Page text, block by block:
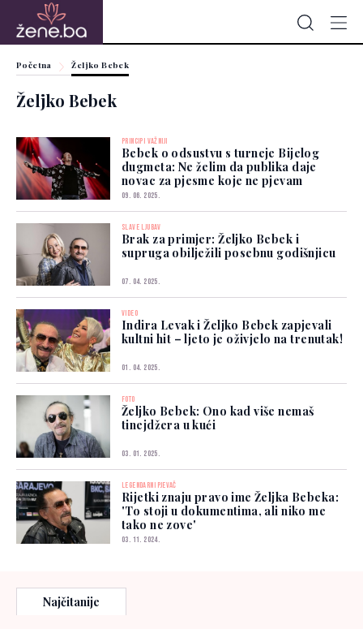
Početna Željko Bebek
Željko Bebek
PRINCIPI VAŽNIJI
Bebek o odsustvu s turneje Bijelog
dugmeta: Ne želim da publika daje
novac za pjesme koje ne pjevam
09. 06. 2025.
SLAVE LJUBAV
Brak za primjer: Željko Bebek i
supruga obilježili posebnu godišnjicu
07. 04. 2025.
VIDEO
Indira Levak i Željko Bebek zapjevali
kultni hit – ljeto je oživjelo na trenutak!
01. 04. 2025.
FOTO
Željko Bebek: Ono kad više nemaš
tinejdžera u kući
03. 01. 2025.
LEGENDARNI PJEVAČ
Rijetki znaju pravo ime Željka Bebeka:
'To stoji u dokumentima, ali niko me
tako ne zove'
03. 11. 2024.
Najčitanije